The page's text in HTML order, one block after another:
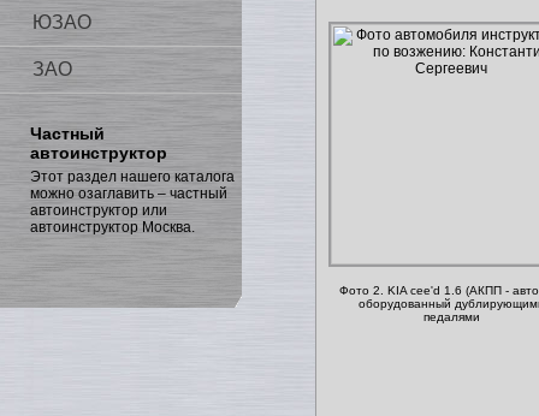
ЮЗАО
ЗАО
Частный
автоинструктор
Этот раздел нашего каталога
можно озаглавить – частный
автоинструктор или
автоинструктор Москва.
Фото 2. KIA cee'd 1.6 (АКПП -
оборудованный
педалями